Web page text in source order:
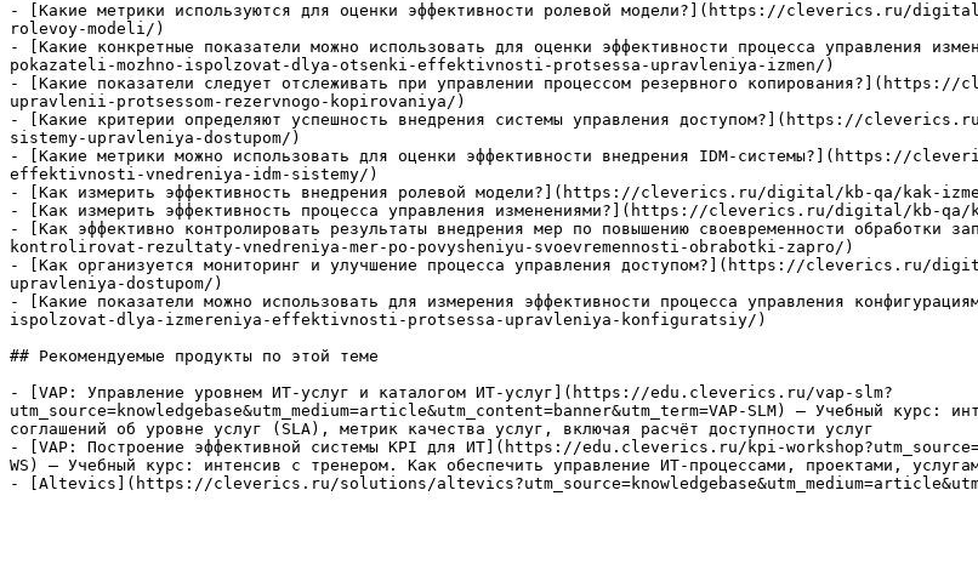
- [Какие метрики используются для оценки эффективности ролевой модели?](https://
rolevoy-modeli/)
- [Какие конкретные показатели можно использовать для оценки эффективности процесса
pokazateli-mozhno-ispolzovat-dlya-otsenki-effektivnosti-protsessa-upravleniya-izmen/)
- [Какие показатели следует отслеживать при управлении процессом резервного
upravlenii-protsessom-rezervnogo-kopirovaniya/)
- [Какие критерии определяют успешность внедрения системы управления доступом?](https://
sistemy-upravleniya-dostupom/)
- [Какие метрики можно использовать для оценки эффективности внедрения IDM-
effektivnosti-vnedreniya-idm-sistemy/)
- [Как измерить эффективность внедрения ролевой модели?](https://cleverics.ru/digital/kb-qa/kak-
- [Как измерить эффективность процесса управления изменениями?](https://cleverics.ru/digital/kb-
- [Как эффективно контролировать результаты внедрения мер по повышению своевременности
kontrolirovat-rezultaty-vnedreniya-mer-po-povysheniyu-svoevremennosti-obrabotki-zapro/)
- [Как организуется мониторинг и улучшение процесса управления доступом?](https://
upravleniya-dostupom/)
- [Какие показатели можно использовать для измерения эффективности процесса управления
ispolzovat-dlya-izmereniya-effektivnosti-protsessa-upravleniya-konfiguratsiy/)
## Рекомендуемые продукты по этой теме
- [VAP: Управление уровнем ИТ-услуг и каталогом ИТ-услуг](https://edu.cleverics.ru/vap-slm?
utm_source=knowledgebase&utm_medium=article&utm_content=banner&utm_term=VAP-SLM) — Учебный курс:
соглашений об уровне услуг (SLA), метрик качества услуг, включая расчёт доступности услуг
- [VAP: Построение эффективной системы KPI для ИТ](https://edu.cleverics.ru/kpi-
WS) — Учебный курс: интенсив с тренером. Как обеспечить управление ИТ-процессами, проектами,
- [Altevics](https://cleverics.ru/solutions/